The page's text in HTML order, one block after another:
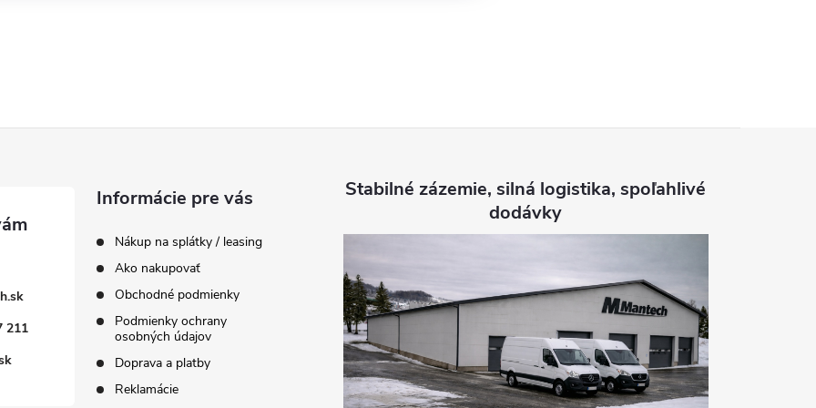
211
Informácie pre vás
Nákup na splátky / leasing
Ako nakupovať
Obchodné podmienky
Podmienky ochrany
osobných údajov
Doprava a platby
Reklamácie
Stabilné zázemie, silná logistika, spoľahlivé
dodávky